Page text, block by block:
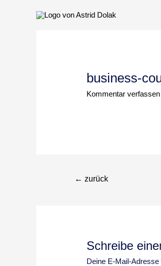
business-
Kommentar verfassen
Beitragsnavigation
← zurück
Schreibe
Deine E-Mail-